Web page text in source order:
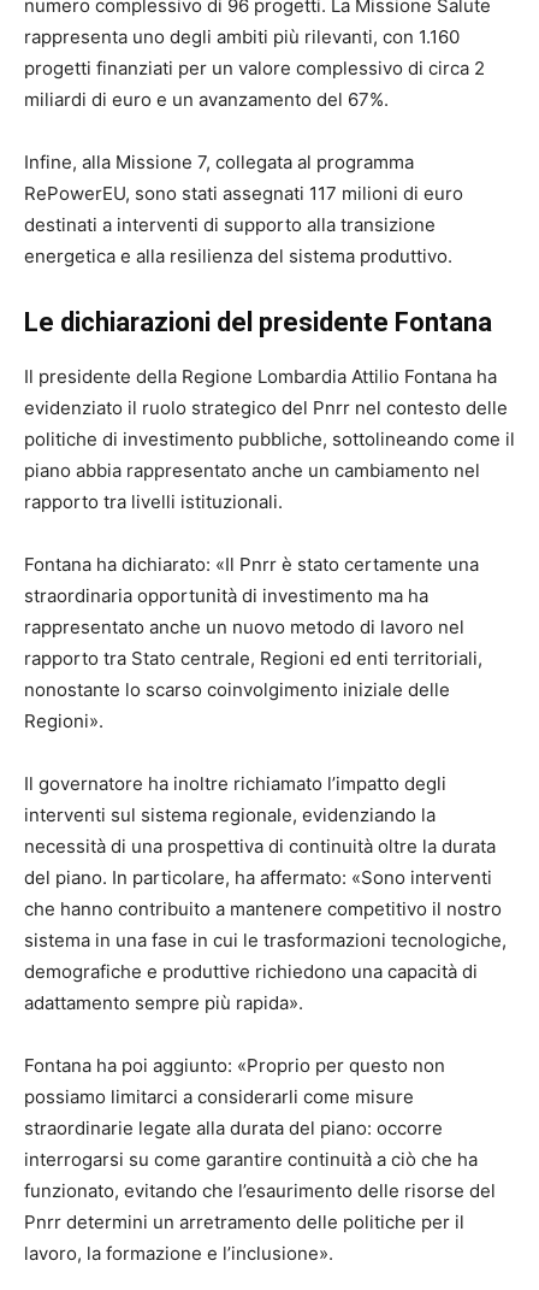
numero complessivo di 96 progetti. La Missione Salute
rappresenta uno degli ambiti più rilevanti, con 1.160
progetti finanziati per un valore complessivo di circa 2
miliardi di euro e un avanzamento del 67%.
Infine, alla Missione 7, collegata al programma
RePowerEU, sono stati assegnati 117 milioni di euro
destinati a interventi di supporto alla transizione
energetica e alla resilienza del sistema produttivo.
Le dichiarazioni del presidente Fontana
Il presidente della Regione Lombardia Attilio Fontana ha
evidenziato il ruolo strategico del Pnrr nel contesto delle
politiche di investimento pubbliche, sottolineando come il
piano abbia rappresentato anche un cambiamento nel
rapporto tra livelli istituzionali.
Fontana ha dichiarato: «Il Pnrr è stato certamente una
straordinaria opportunità di investimento ma ha
rappresentato anche un nuovo metodo di lavoro nel
rapporto tra Stato centrale, Regioni ed enti territoriali,
nonostante lo scarso coinvolgimento iniziale delle
Regioni».
Il governatore ha inoltre richiamato l’impatto degli
interventi sul sistema regionale, evidenziando la
necessità di una prospettiva di continuità oltre la durata
del piano. In particolare, ha affermato: «Sono interventi
che hanno contribuito a mantenere competitivo il nostro
sistema in una fase in cui le trasformazioni tecnologiche,
demografiche e produttive richiedono una capacità di
adattamento sempre più rapida».
Fontana ha poi aggiunto: «Proprio per questo non
possiamo limitarci a considerarli come misure
straordinarie legate alla durata del piano: occorre
interrogarsi su come garantire continuità a ciò che ha
funzionato, evitando che l’esaurimento delle risorse del
Pnrr determini un arretramento delle politiche per il
lavoro, la formazione e l’inclusione».